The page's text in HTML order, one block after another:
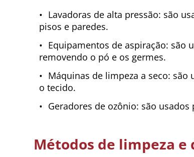
Lavadoras de alta pressão: são
pisos e paredes.
Equipamentos de aspiração: são
removendo o pó e os germes.
Máquinas de limpeza a seco:
o tecido.
Geradores de ozônio: são
Métodos de limpeza e